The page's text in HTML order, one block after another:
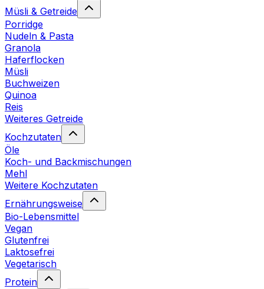
Müsli & Getreide
Porridge
Nudeln & Pasta
Granola
Haferflocken
Müsli
Buchweizen
Quinoa
Reis
Weiteres Getreide
Kochzutaten
Öle
Koch- und Backmischungen
Mehl
Weitere Kochzutaten
Ernährungsweise
Bio-Lebensmittel
Vegan
Glutenfrei
Laktosefrei
Vegetarisch
Protein